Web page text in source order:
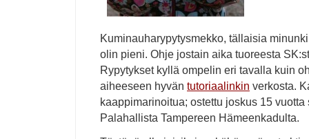
Kuminauharypytysmekko, tällaisia
olin pieni. Ohje jostain aika tuoreesta
Rypytykset kyllä ompelin eri tavalla kuin
aiheeseen hyvän tutoriaalinkin verkosta.
kaappimarinoitua; ostettu joskus 15
Palahallista Tampereen Hämeenkadulta.